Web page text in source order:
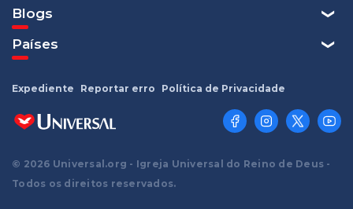
Blogs
Países
© 2026 Universal.org - Igreja Universal do Reino de Deus -
Todos os direitos reservados.
Expediente Reportar erro Política de Privacidade